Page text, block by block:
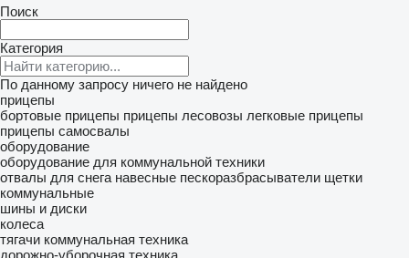
Поиск
Категория
По данному запросу ничего не найдено
прицепы
бортовые прицепы прицепы лесовозы легковые прицепы
прицепы самосвалы
оборудование
оборудование для коммунальной техники
отвалы для снега навесные пескоразбрасыватели щетки
коммунальные
шины и диски
колеса
тягачи коммунальная техника
дорожно-уборочная техника